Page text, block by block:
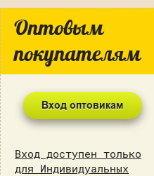
Оптовым
покупателям
Вход доступен только
для Индивидуальных